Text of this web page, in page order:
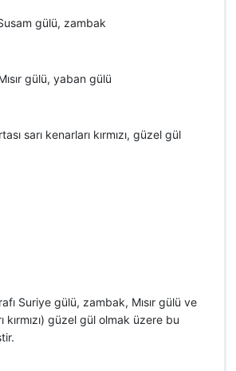
gülü, zambak
gülü, yaban gülü
sarı kenarları kırmızı, güzel gül
Suriye gülü, zambak, Mısır gülü ve
kırmızı) güzel gül olmak üzere bu